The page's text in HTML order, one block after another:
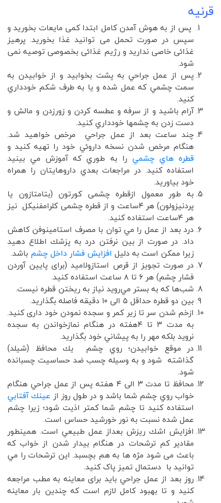
قرنیه
پس از به هوش آمدن کامل ابتدا کمی مایعات بخورید و
سپس در صورت تحمل می توانید غذا بخورید. پرهیز
غذائی خاصی ندارید و رژیم غذائی بخصوصی توصیه نمی
شود.
پس از عمل جراحي به پشت بخوابيد و از خوابيدن به
سمت چشمي كه عمل شده و يا به طرف شكم خودداري
كنيد.
آرام باشيد و از سرفه و عطسه كردن و زورزدن و مالش و
دست زدن به چشمها خودداري كنيد.
چند ساعت بعد از عمل جراحي مرخص خواهيد شد.
هنگام مرخص شدن نسخه داروئي خود را تهيه كنيد و
قطره هاي چشمي را به طوري كه آموزش مي بينيد
استفاده كنيد. در مراجعات بعدي داروهايتان را همراه
خود بیاوريد.
به طور معمول ازقطره چشمی کورتون (بتامتازون یا
پردنیزولون) هر ۴ساعت و از قطره چشمی کلرامفنیکل نیز
هر ۴ساعت استفاده کنید.
درد بعد از عمل را مي توان با مصرف استامينوفن كاهش
داد. در صورت از بين نرفتن درد به پزشك اطلاع دهيد
زيرا ممكن است به دليل افزايش فشار داخل چشم باشد.
در صورت تجویز از قرص استازولامید (برای پایین آوردن
فشار چشم) هر ۶ تا ۸ ساعت استفاده کنید.
شب‌ها كه به بستر مي‌رويد نياز به ريختن قطره نيست.
بين دو قطره حداقل ۵ الی ۱۰ دقيقه فاصله بگذاريد.
ازخم شدن سر تا زير كمر و سجده نمودن خود داری کنید.
به مدت ۳ تا ۴هفته در هنگام نمازخواندن به سجده
نرويد بلكه مهر را به پيشاني خود بگذاريد.
در موقع خوابیدن؛ روي چشم يك محافظ (شیلد)
گذاشته شود و به وسيله چسب ضد حساسيت چسبانده
شود.
محافظ تا مدت ۳ الی ۴ هفته پس از عمل جراحي هنگام
خواب روي چشم شما باشد و در طول روز از عينك آفتابي
استفاده كنيد تا چشم شما كمتر اذيت شود؛ زیرا چشم
عمل شده نسبت به نور خورشيد حساس است.
افزايش اشك ریزش بعداز عمل طبيعي است. همينطور
مقادير كم ترشحات در هنگام بيدار شدن از خواب که
باعث می شود مژه ها به هم بچسبد. اين ترشحات را مي
توانيد با دستمال تمیز پاک کنید.
روز بعد از عمل جراحي باید برای معاینه به مطب مراجعه
کنید و تا بهبود كامل لازم است كه چندين بار معاينه